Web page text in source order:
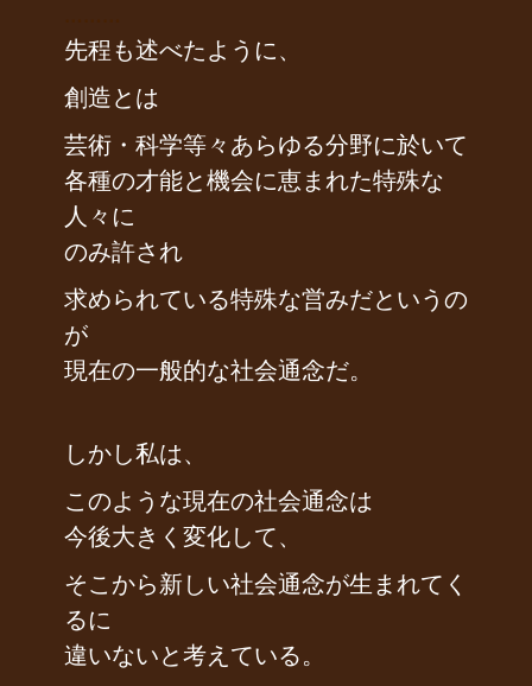
先程も述べたように、
創造とは
芸術・科学等々あらゆる分野に於いて
各種の才能と機会に恵まれた特殊な
人々に
のみ許され
求められている特殊な営みだというの
が
現在の一般的な社会通念だ。
しかし私は、
このような現在の社会通念は
今後大きく変化して、
そこから新しい社会通念が生まれてく
るに
違いないと考えている。